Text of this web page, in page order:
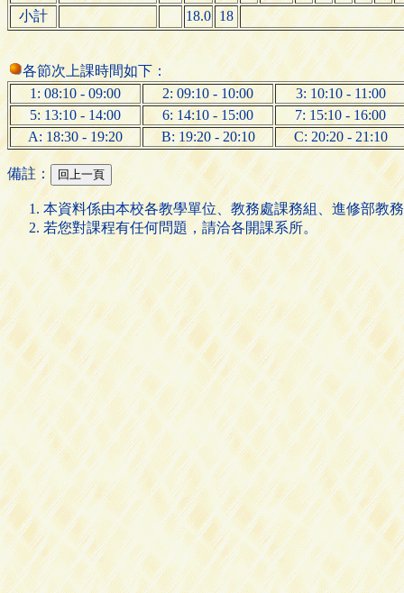
小計
18.0 18
各節次上課時間如下：
1: 08:10 - 09:00
2: 09:10 - 10:00
3: 10:10 - 11:00
5: 13:10 - 14:00
6: 14:10 - 15:00
7: 15:10 - 16:00
A: 18:30 - 19:20
B: 19:20 - 20:10 C: 20:20 - 21:10
備註：
本資料係由本校各教學單位、教務處課務組、進修部教
若您對課程有任何問題，請洽各開課系所。